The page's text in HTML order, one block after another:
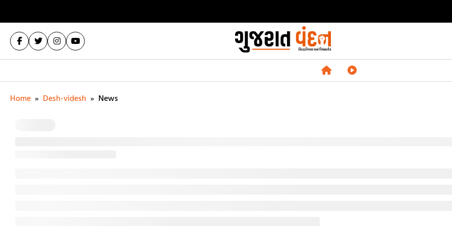
Home » Desh-videsh » News